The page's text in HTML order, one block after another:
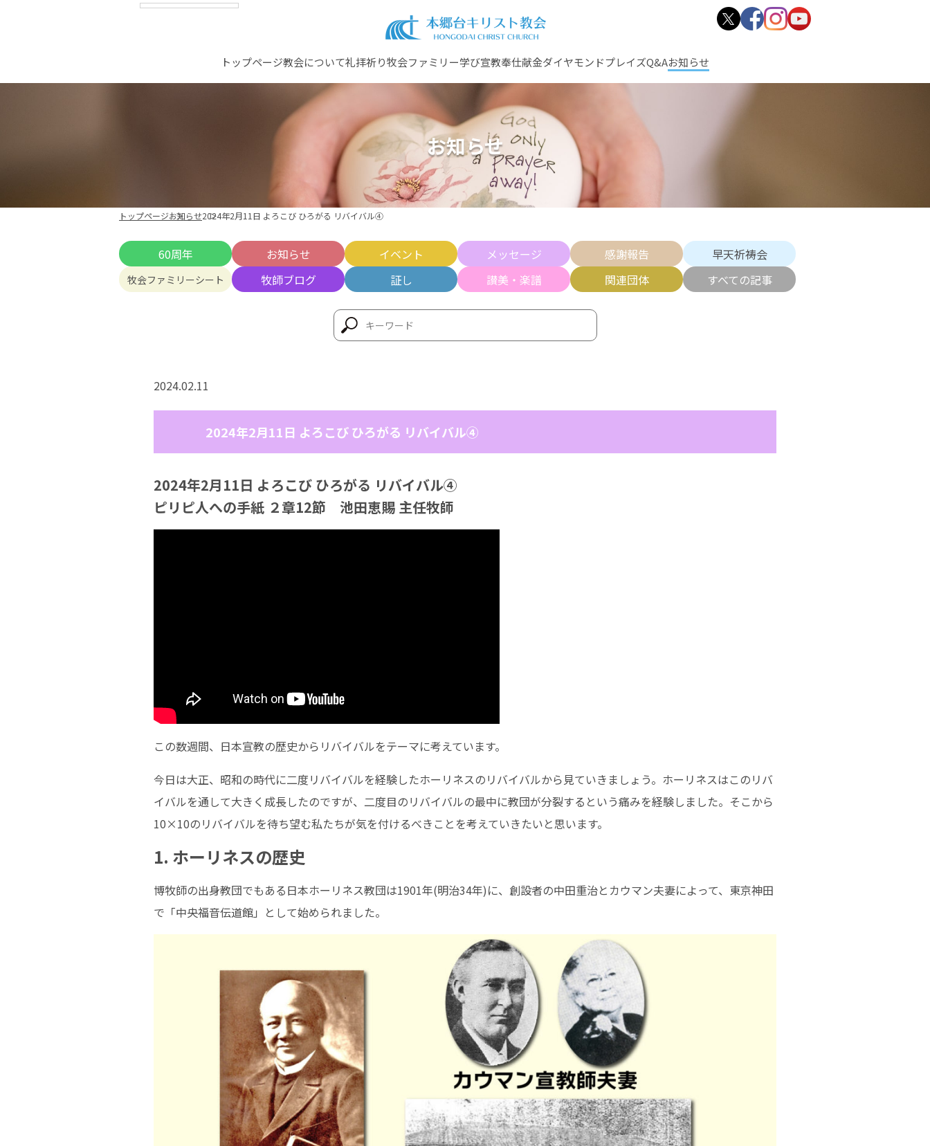
トップページ教会について礼拝祈り牧会ファミリー学び宣教奉仕献金ダイヤモンドプレイズQ&Aお知らせ
お知らせ
トップページお知らせ2024年2月11日 よろこび ひろがる リバイバル④
60周年 お知らせ イベント メッセージ 感謝報告 早天祈祷会
牧会ファミリーシート 牧師ブログ 証し 讃美・楽譜 関連団体 すべての記事
2024.02.11
2024年2月11日 よろこび ひろがる リバイバル④
2024年2月11日 よろこび ひろがる リバイバル④
ピリピ人への手紙 ２章12節 池田恵賜 主任牧師
この数週間、日本宣教の歴史からリバイバルをテーマに考えています。
今日は大正、昭和の時代に二度リバイバルを経験したホーリネスのリバイバルから見ていきましょう。ホーリネスはこのリバ
イバルを通して大きく成長したのですが、二度目のリバイバルの最中に教団が分裂するという痛みを経験しました。そこから
10×10のリバイバルを待ち望む私たちが気を付けるべきことを考えていきたいと思います。
1. ホーリネスの歴史
博牧師の出身教団でもある日本ホーリネス教団は1901年(明治34年)に、創設者の中田重治とカウマン夫妻によって、東京神田
で「中央福音伝道館」として始められました。